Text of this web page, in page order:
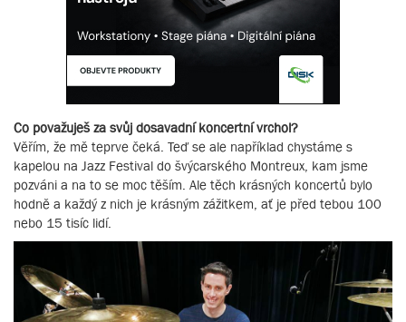
Co považuješ za svůj dosavadní koncertní vrchol?
Věřím, že mě teprve čeká. Teď se ale například chystáme s
kapelou na Jazz Festival do švýcarského Montreux, kam jsme
pozváni a na to se moc těším. Ale těch krásných koncertů bylo
hodně a každý z nich je krásným zážitkem, ať je před tebou 100
nebo 15 tisíc lidí.